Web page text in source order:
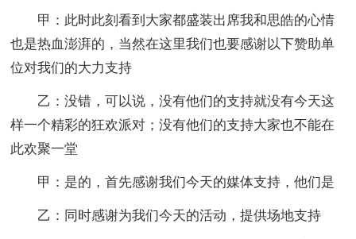
甲：此时此刻看到大家都盛装出席我和思皓的心情
也是热血澎湃的，当然在这里我们也要感谢以下赞助单
位对我们的大力支持
乙：没错，可以说，没有他们的支持就没有今天这
样一个精彩的狂欢派对；没有他们的支持大家也不能在
此欢聚一堂
甲：是的，首先感谢我们今天的媒体支持，他们是
乙：同时感谢为我们今天的活动，提供场地支持